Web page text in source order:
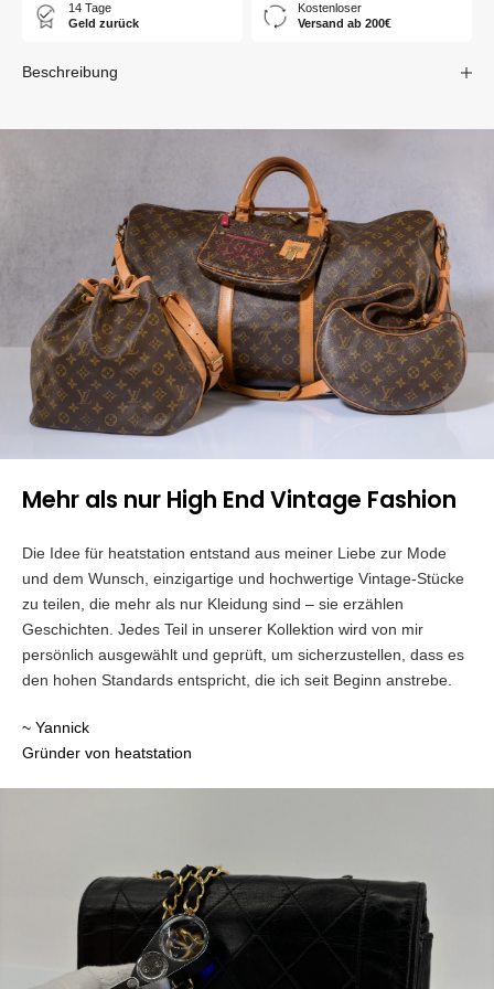
14 Tage
Geld zurück
Kostenloser
Versand ab 200€
Beschreibung
Mehr als nur High End Vintage Fashion
Die Idee für heatstation entstand aus meiner Liebe zur Mode
und dem Wunsch, einzigartige und hochwertige Vintage-Stücke
zu teilen, die mehr als nur Kleidung sind – sie erzählen
Geschichten. Jedes Teil in unserer Kollektion wird von mir
persönlich ausgewählt und geprüft, um sicherzustellen, dass es
den hohen Standards entspricht, die ich seit Beginn anstrebe.
~ Yannick
Gründer von heatstation